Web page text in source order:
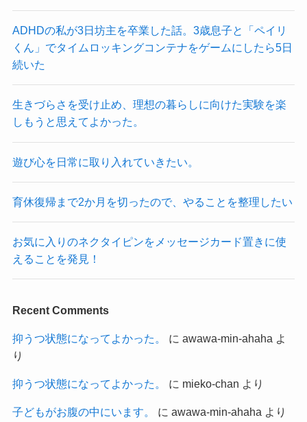
ADHDの私が3日坊主を卒業した話。3歳息子と「ペイリ
くん」でタイムロッキングコンテナをゲームにしたら5日
続いた
生きづらさを受け止め、理想の暮らしに向けた実験を楽
しもうと思えてよかった。
遊び心を日常に取り入れていきたい。
育休復帰まで2か月を切ったので、やることを整理したい
お気に入りのネクタイピンをメッセージカード置きに使
えることを発見！
Recent Comments
抑うつ状態になってよかった。 に awawa-min-ahaha よ
り
抑うつ状態になってよかった。 に mieko-chan より
子どもがお腹の中にいます。 に awawa-min-ahaha より